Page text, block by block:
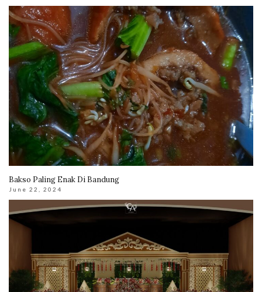
Bakso Paling Enak Di Bandung
June 22, 2024